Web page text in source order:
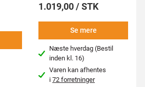
1.019,00 / STK
Se mere
Næste hverdag (Bestil
inden kl. 16)
Varen kan afhentes
i72 forretninger